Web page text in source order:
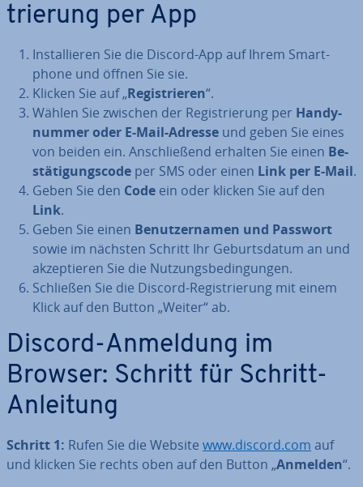
trie­rung per App
In­stal­lie­ren Sie die Discord-App auf Ihrem Smart­
phone und öffnen Sie sie.
Klicken Sie auf „Re­gis­trie­ren“.
Wählen Sie zwischen der Re­gis­trie­rung per Han­dy­
num­mer oder E-Mail-Adresse und geben Sie eines
von beiden ein. An­schlie­ßend erhalten Sie einen Be­
stä­ti­gungs­code per SMS oder einen Link per E-Mail.
Geben Sie den Code ein oder klicken Sie auf den
Link.
Geben Sie einen Be­nut­zer­na­men und Passwort
sowie im nächsten Schritt Ihr Ge­burts­da­tum an und
ak­zep­tie­ren Sie die Nut­zungs­be­din­gun­gen.
Schließen Sie die Discord-Re­gis­trie­rung mit einem
Klick auf den Button „Weiter“ ab.
Discord-Anmeldung im
Browser: Schritt für Schritt-
Anleitung
Schritt 1: Rufen Sie die Website www.discord.com auf
und klicken Sie rechts oben auf den Button „Anmelden“.